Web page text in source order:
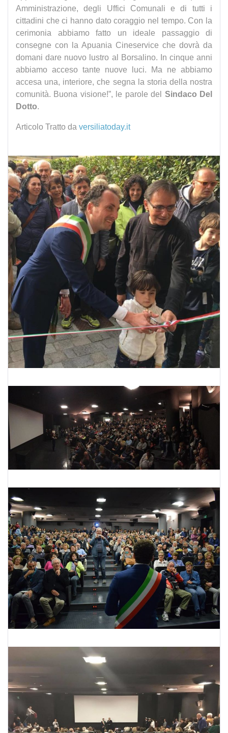
Amministrazione, degli Uffici Comunali e di tutti i
cittadini che ci hanno dato coraggio nel tempo. Con la
cerimonia abbiamo fatto un ideale passaggio di
consegne con la Apuania Cineservice che dovrà da
domani dare nuovo lustro al Borsalino. In cinque anni
abbiamo acceso tante nuove luci. Ma ne abbiamo
accesa una, interiore, che segna la storia della nostra
comunità. Buona visione!”, le parole del Sindaco Del
Dotto.
Articolo Tratto da versiliatoday.it